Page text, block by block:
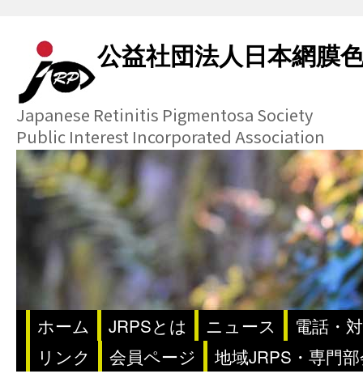
公益社団法人日本網膜
Japanese Retinitis Pigmentosa Society
Public Interest Incorporated Association
ホーム JRPSとは ニュース
電話・
リンク
会員ページ 地域JRPS・専門